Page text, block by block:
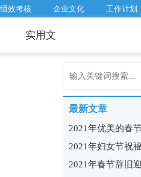
绩效考核 企业文化 工作计划
实用文
最新文章
2021年优美的春
祝福语41句
2021年妇女节祝
问候语27条
2021年春节辞旧